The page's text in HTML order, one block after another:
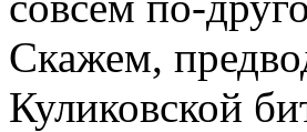
Скажем,
Куликовской